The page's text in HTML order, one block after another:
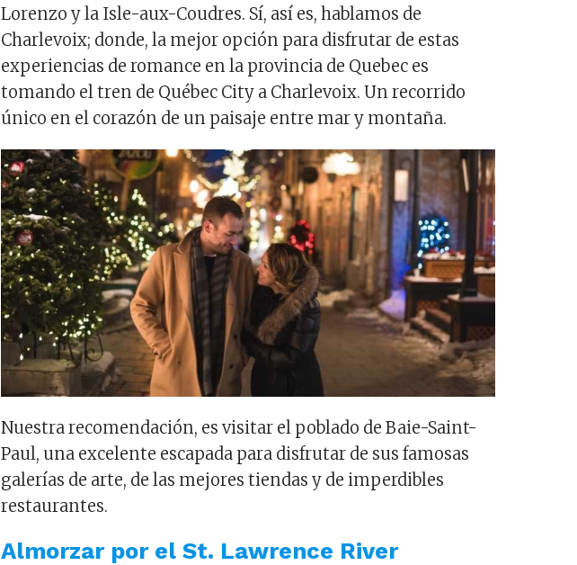
Lorenzo y la Isle-aux-Coudres. Sí, así es, hablamos de
Charlevoix; donde, la mejor opción para disfrutar de estas
experiencias de romance en la provincia de Quebec es
tomando el tren de Québec City a Charlevoix. Un recorrido
único en el corazón de un paisaje entre mar y montaña.
Nuestra recomendación, es visitar el poblado de Baie-Saint-
Paul, una excelente escapada para disfrutar de sus famosas
galerías de arte, de las mejores tiendas y de imperdibles
restaurantes.
Almorzar por el St. Lawrence River